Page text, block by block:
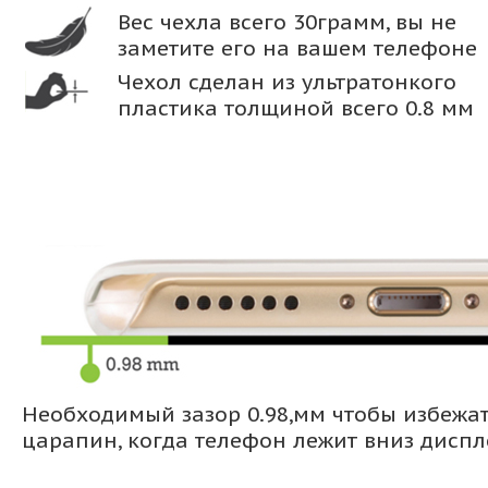
Вес чехла всего 30грамм, вы не
заметите его на вашем телефоне
Чехол сделан из ультратонкого
пластика толщиной всего 0.8 мм
Необходимый зазор 0.98,мм чтобы
царапин, когда телефон лежит вниз